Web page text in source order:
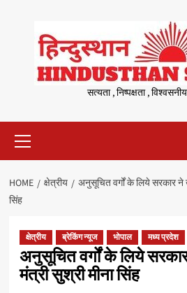
content
सत्यता , निष्पक्षता ,
Menu
HOME क्षेत्रीय
अनुसूचित वर्गों के लिये सरकार ने
सिंह
क्षेत्रीय ब्रेकिंग न्यूज भोपाल मध्य प्रदेश
अनुसूचित वर्गों के लिये
मंत्री सुश्री मीना सिंह